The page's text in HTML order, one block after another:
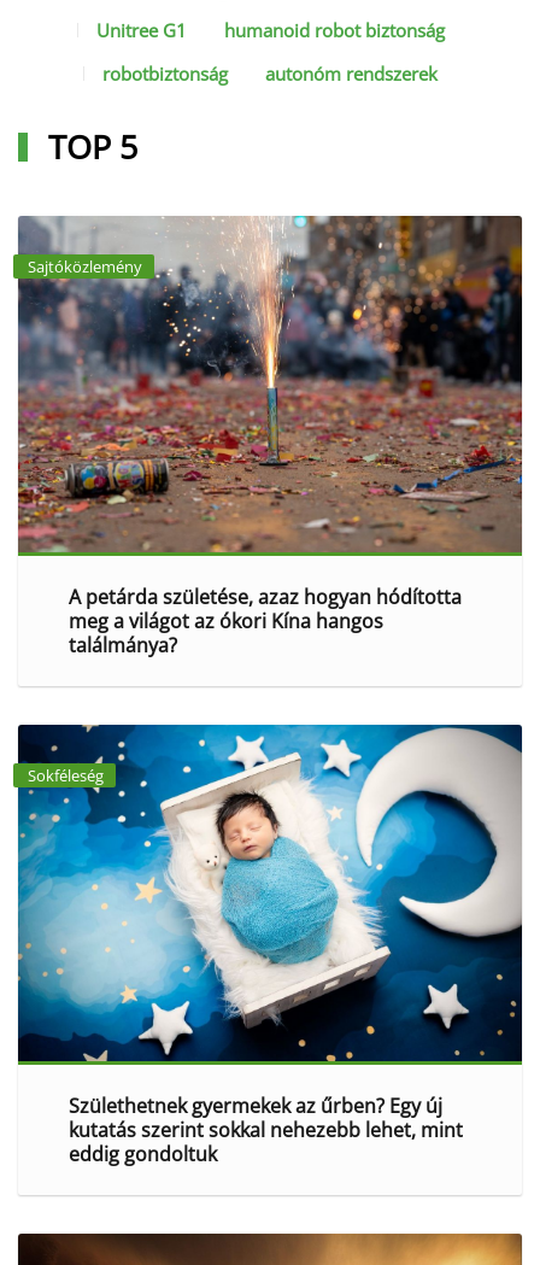
Unitree G1
humanoid robot biztonság
robotbiztonság
autonóm rendszerek
TOP 5
Sajtóközlemény
A petárda születése, azaz hogyan hódította
meg a világot az ókori Kína hangos
találmánya?
Sokféleség
Születhetnek gyermekek az űrben? Egy új
kutatás szerint sokkal nehezebb lehet, mint
eddig gondoltuk